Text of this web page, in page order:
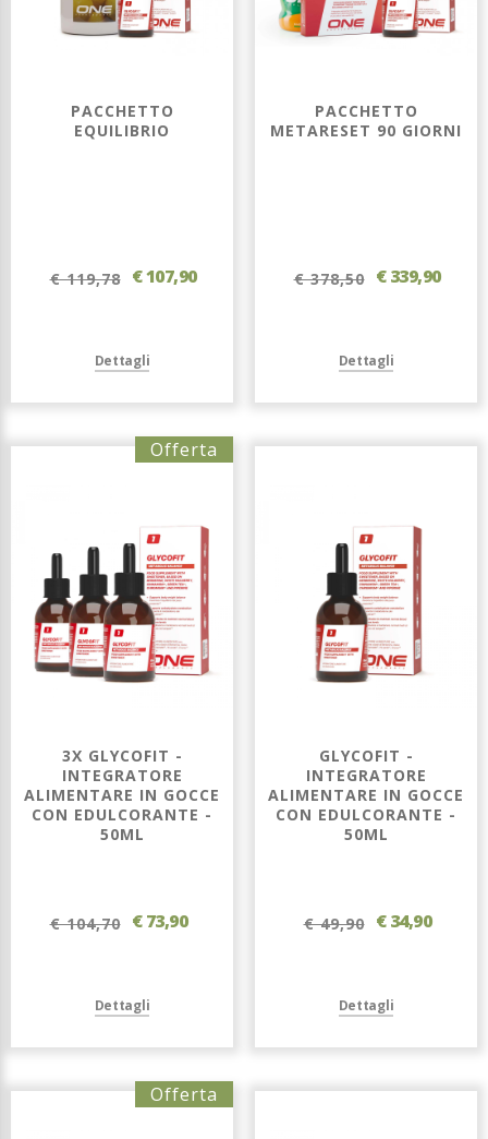
PACCHETTO
EQUILIBRIO
€ 119,78 € 107,90
Dettagli
PACCHETTO
METARESET 90 GIORNI
€ 378,50 € 339,90
Dettagli
Offerta
3X GLYCOFIT -
INTEGRATORE
ALIMENTARE IN GOCCE
CON EDULCORANTE -
50ML
€ 104,70 € 73,90
Dettagli
GLYCOFIT -
INTEGRATORE
ALIMENTARE IN GOCCE
CON EDULCORANTE -
50ML
€ 49,90 € 34,90
Dettagli
Offerta